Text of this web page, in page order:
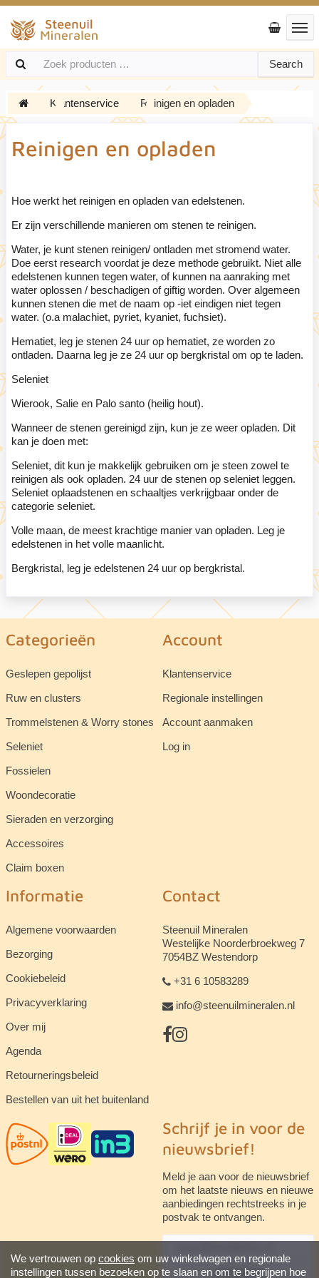
Search
Klantenservice Reinigen en opladen
Reinigen en opladen
Hoe werkt het reinigen en opladen van edelstenen.
Er zijn verschillende manieren om stenen te reinigen.
Water, je kunt stenen reinigen/ ontladen met stromend water.
Doe eerst research voordat je deze methode gebruikt. Niet alle
edelstenen kunnen tegen water, of kunnen na aanraking met
water oplossen / beschadigen of giftig worden. Over algemeen
kunnen stenen die met de naam op -iet eindigen niet tegen
water. (o.a malachiet, pyriet, kyaniet, fuchsiet).
Hematiet, leg je stenen 24 uur op hematiet, ze worden zo
ontladen. Daarna leg je ze 24 uur op bergkristal om op te laden.
Seleniet
Wierook, Salie en Palo santo (heilig hout).
Wanneer de stenen gereinigd zijn, kun je ze weer opladen. Dit
kan je doen met:
Seleniet, dit kun je makkelijk gebruiken om je steen zowel te
reinigen als ook opladen. 24 uur de stenen op seleniet leggen.
Seleniet oplaadstenen en schaaltjes verkrijgbaar onder de
categorie seleniet.
Volle maan, de meest krachtige manier van opladen. Leg je
edelstenen in het volle maanlicht.
Bergkristal, leg je edelstenen 24 uur op bergkristal.
We vertrouwen op cookies om uw winkelwagen en regionale
instellingen tussen bezoeken op te slaan en om te begrijpen hoe
Categorieën
Geslepen gepolijst
Ruw en clusters
Trommelstenen & Worry stones
Seleniet
Fossielen
Woondecoratie
Sieraden en verzorging
Accessoires
Claim boxen
Account
Klantenservice
Regionale instellingen
Account aanmaken
Log in
Informatie
Algemene voorwaarden
Bezorging
Cookiebeleid
Privacyverklaring
Over mij
Agenda
Retourneringsbeleid
Bestellen van uit het buitenland
Schrijf je in voor de
nieuwsbrief!
Meld je aan voor de nieuwsbrief
om het laatste nieuws en nieuwe
aanbiedingen rechtstreeks in je
postvak te ontvangen.
abonneren
Contact
Steenuil Mineralen
Westelijke Noorderbroekweg 7
7054BZ Westendorp
+31 6 10583289
info@steenuilmineralen.nl